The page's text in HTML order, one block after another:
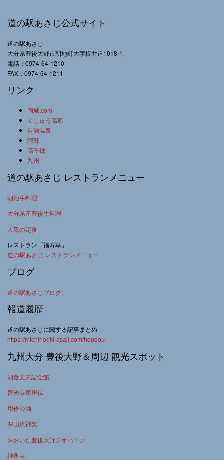
道の駅あさじ公式サイト
道の駅あさじ
大分県豊後大野市朝地町大字板井迫1018-1
電話：0974-64-1210
FAX：0974-64-1211
リンク
岡城.com
くじゅう高原
長湯温泉
阿蘇
高千穂
九州
道の駅あさじ レストランメニュー
朝地牛料理
大分県産豊後牛料理
人気の定食
レストラン「福寿草」
道の駅あさじ レストランメニュー
ブログ
道の駅あさじブログ
報道履歴
道の駅あさじに関する記事まとめ
https://michinoeki-asaji.com/houdou/
九州大分 豊後大野＆周辺 観光スポット
朝倉文夫記念館
普光寺摩崖仏
用作公園
深山流神楽
おおいた豊後大野ジオパーク
神角寺